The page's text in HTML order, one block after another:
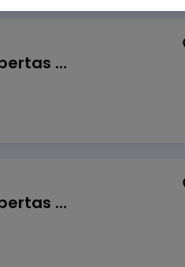
Veiklos užtikrinimo ir atitikties vyr. ekspertas (-ė) (Radviliškis) (Radviliškis, LT)
Veiklos užtikrinimo ir atitikties vyr. ekspertas (-ė) (Kaunas) (Kaunas, LT)